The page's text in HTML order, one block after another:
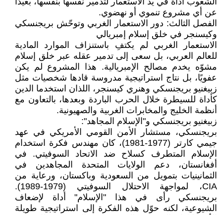
عن أي مشروع تنموي أو نهضوي.
الفصل الثالث: دور الاستعمار الغربي وتوحّش بريجنسكي
وكيسنجر في خلق إسلام إمبريالي
الاستعمار الغربي لم يكتفِ باستنزاف الموارد المادية
للعالم العربي، بل سعى إلى تدمير عقله عبر خلق إسلام
مشوّه يخدم مصالح الإمبريالية. هذا المشروع لم يكن
عفويًا، بل نتاج استراتيجية مدروسة قادها شخصيات مثل
زبيغنيو بريجنسكي وهنري كيسنجر، اللذان استخدما الدين
كأداة للسيطرة خلال الحرب الباردة وبعدها، بالتعاون مع
أنظمة الخليج والمخابرات الغربية والصهيونية.
زبيغنيو بريجنسكي و"الإسلام المجاهد":
بريجنسكي، مستشار الأمن القومي الأمريكي في عهد
جيمي كارتر (1977-1981)، كان مهندس فكرة استخدام
الإسلام المتطرف كسلاح ضد الاتحاد السوفيتي. في
أفغانستان، دعم الولايات المتحدة المجاهدين في
الثمانينيات بتمويل من السعودية وباكستان، ورعاية من
CIA، لمواجهة الاحتلال السوفيتي (1979-1989).
بريجنسكي رأى في هذا "الإسلام" أداة لإضعاف
الشيوعية، لكنه حوّل هذه الفكرة إلى استراتيجية طويلة